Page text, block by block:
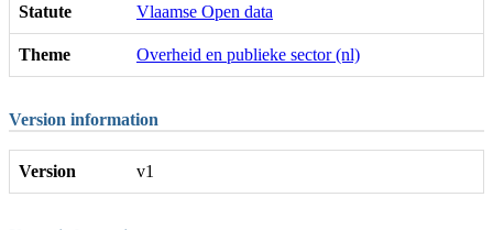
Statute Vlaamse Open data
Theme Overheid en publieke sector (nl)
Version information
Version v1